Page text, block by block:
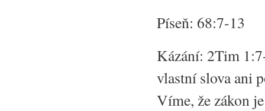
Píseň: 68:7-13
Kázání: 2Tim
vlastní slova ani
Víme, že zákon